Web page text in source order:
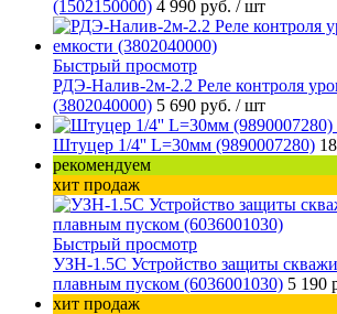
(1502150000) 4 990 руб. / шт
Быстрый просмотр
РДЭ-Налив-2м-2.2 Реле контроля
(3802040000) 5 690 руб. / шт
Штуцер 1/4'' L=30мм (9890007280)
рекомендуем
хит продаж
Быстрый просмотр
УЗН-1.5С Устройство защиты
плавным пуском (6036001030) 5 190
хит продаж